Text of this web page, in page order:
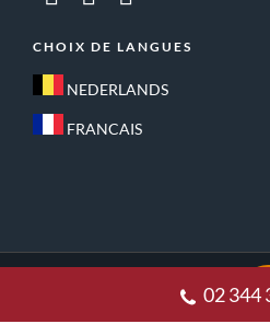
CHOIX DE LANGUES
NEDERLANDS
FRANCAIS
CONDITIONS02 344